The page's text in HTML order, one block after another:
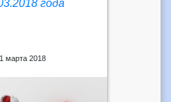
года
марта 2018